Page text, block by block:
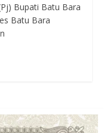
Bupati Batu Bara
Batu Bara